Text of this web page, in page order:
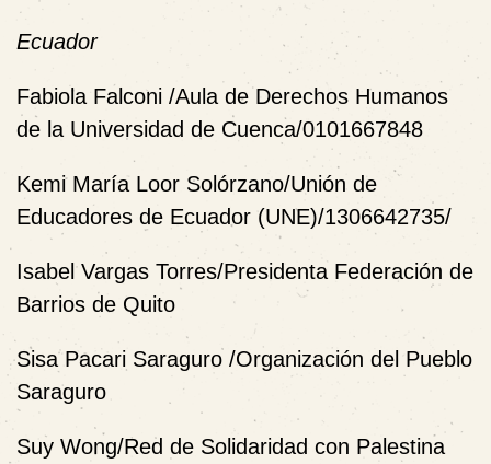
Ecuador
Fabiola Falconi /Aula de Derechos Humanos
de la Universidad de Cuenca/0101667848
Kemi María Loor Solórzano/Unión de
Educadores de Ecuador (UNE)/1306642735/
Isabel Vargas Torres/Presidenta Federación de
Barrios de Quito
Sisa Pacari Saraguro /Organización del Pueblo
Saraguro
Suy Wong/Red de Solidaridad con Palestina